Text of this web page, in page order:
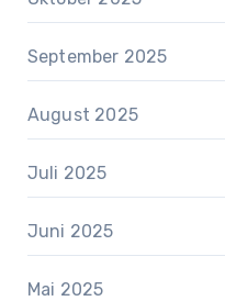
September 2025
August 2025
Juli 2025
Juni 2025
Mai 2025